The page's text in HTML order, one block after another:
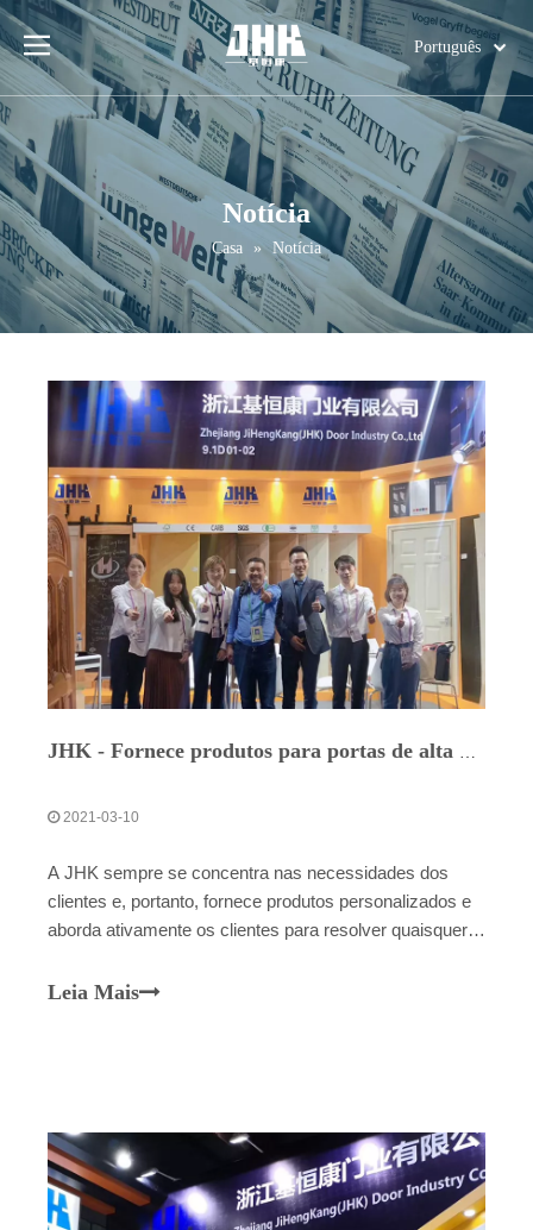
Português
English
简体中文
العربية
Français
Pусский
Español
Deutsch
Italiano
اردو
Notícia
Casa » Notícia
JHK - Fornece produtos para portas de alta qualidade
2021-03-10
A JHK sempre se concentra nas necessidades dos
clientes e, portanto, fornece produtos personalizados e
aborda ativamente os clientes para resolver quaisquer
Leia Mais